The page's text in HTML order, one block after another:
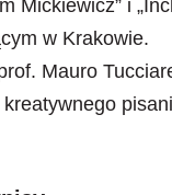
Mickiewicz” i
w Krakowie.
Mauro